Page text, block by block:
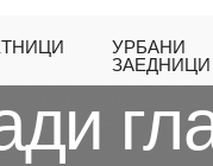
УРБАНИ
ЗАЕДНИЦИ
И БУЧАВА ЗА